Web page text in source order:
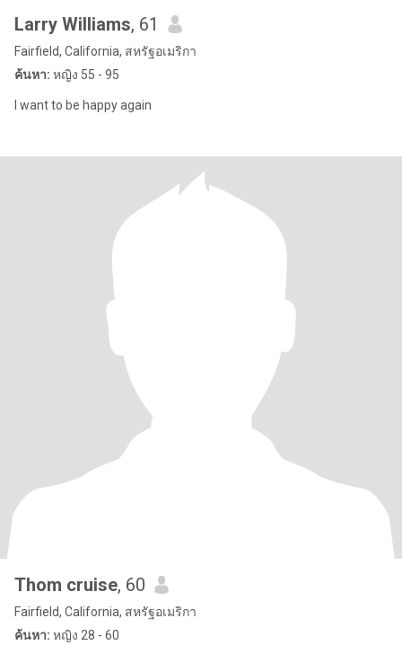
Larry Williams, 61
Fairfield, California, สหรัฐอเมริกา
ค้นหา: หญิง 55 - 95
I want to be happy again
Thom cruise, 60
Fairfield, California, สหรัฐอเมริกา
ค้นหา: หญิง 28 - 60